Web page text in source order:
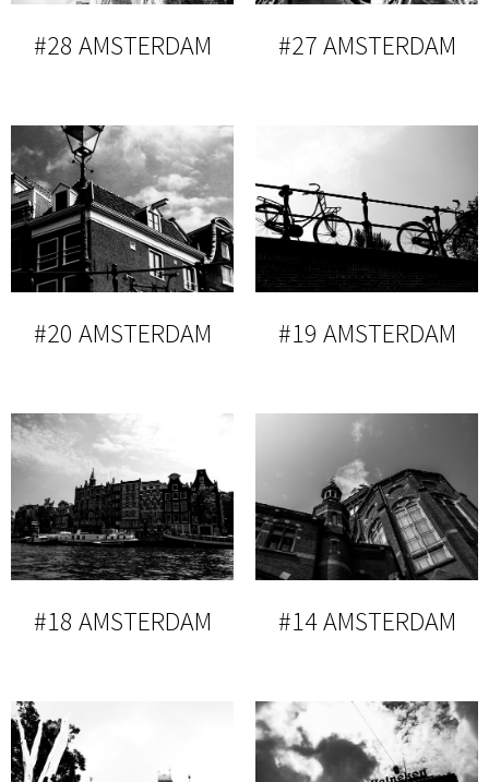
#28 AMSTERDAM #27 AMSTERDAM
#20 AMSTERDAM #19 AMSTERDAM
#18 AMSTERDAM #14 AMSTERDAM